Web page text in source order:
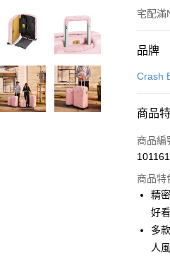
宅配滿
付款
信用卡
合
華
上
國
臺
聯
元
6
華
上
國
臺
匯
即享券
LINE
Apple
街口支
品牌
Crash
商品
商品編
商品特
精
好
多
人